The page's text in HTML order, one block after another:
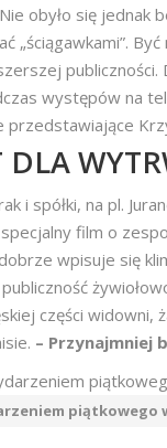
obyło się
„ściągawkami”.
występów na
i spółki, na pl.
film o
wpisuje się
części widowni,
– Przynajmniej
piątkowego